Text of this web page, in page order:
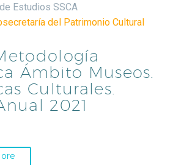
Estudios SSCA
del Patrimonio Cultural
Ámbito Museos.
Culturales.
2021